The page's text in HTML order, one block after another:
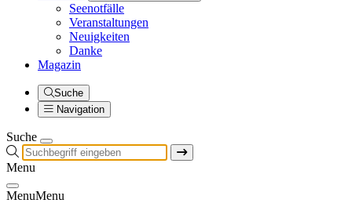
Seenotfälle
Veranstaltungen
Neuigkeiten
Danke
Magazin
Suche
Navigation
Suche
Menu
MenuMenu